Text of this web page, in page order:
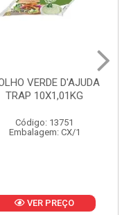
FRUTAS
CX 10KG
Código: 1785
Embalagem: KG/10
VER PREÇO